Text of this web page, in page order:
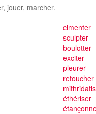
, jouer, marcher.
cimenter
sculpter
boulotter
exciter
pleurer
retoucher
éthériser